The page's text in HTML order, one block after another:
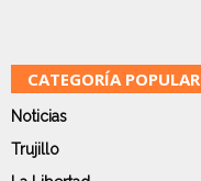
CATEGORÍA POPULAR
Noticias
Trujillo